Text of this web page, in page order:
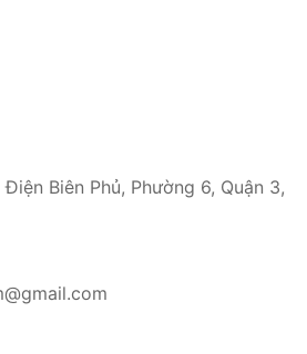
Điện Biên Phủ, Phường 6, Quận 3,